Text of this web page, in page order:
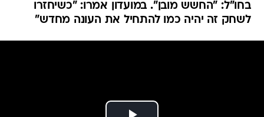
בחו"ל: "החשש מובן". במועדון אמרו: "כשיחזרו
לשחק זה יהיה כמו להתחיל את העונה מחדש"